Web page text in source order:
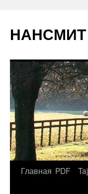
НАНСМИТ
Главная PDF